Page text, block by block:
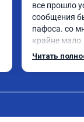
все прошло
сообщения
пафоса. со
крайне мало.
ребята
Читать